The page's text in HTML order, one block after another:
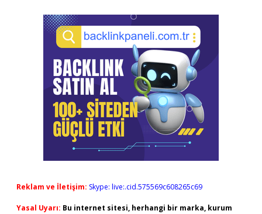
Reklam ve İletişim: Skype: live:.cid.575569c608265c69
Yasal Uyarı: Bu internet sitesi, herhangi bir marka, kurum